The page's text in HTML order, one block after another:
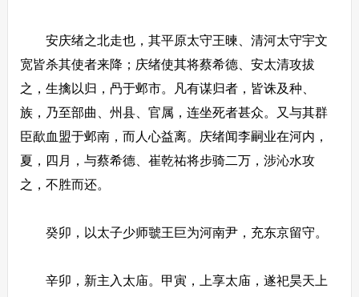
安庆绪之北走也，其平原太守王暕、清河太守宇文
宽皆杀其使者来降；庆绪使其将蔡希德、安太清攻拔
之，生擒以归，冎于邺市。凡有谋归者，皆诛及种、
族，乃至部曲、州县、官属，连坐死者甚众。又与其群
臣歃血盟于邺南，而人心益离。庆绪闻李嗣业在河内，
夏，四月，与蔡希德、崔乾祐将步骑二万，涉沁水攻
之，不胜而还。
癸卯，以太子少师虢王巨为河南尹，充东京留守。
辛卯，新主入太庙。甲寅，上享太庙，遂祀昊天上